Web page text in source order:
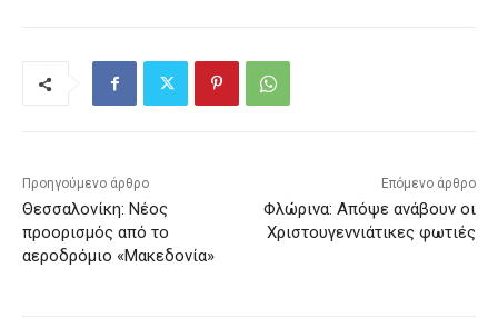
Προηγούμενο άρθρο
Θεσσαλονίκη: Νέος
προορισμός από το
αεροδρόμιο «Μακεδονία»
Επόμενο άρθρο
Φλώρινα: Απόψε ανάβουν οι
Χριστουγεννιάτικες φωτιές